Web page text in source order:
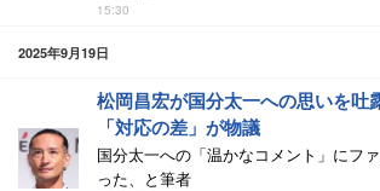
15:30
2025年9月19日
松岡昌宏が国分太一への思いを吐
「対応の差」が物議
国分太一への「温かなコメント」にフ
った、と筆者